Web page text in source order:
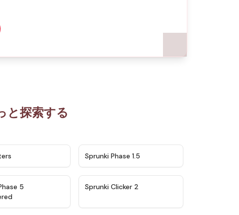
と探索する
Sprunki Phase 1.5
5
Sprunki Clicker 2